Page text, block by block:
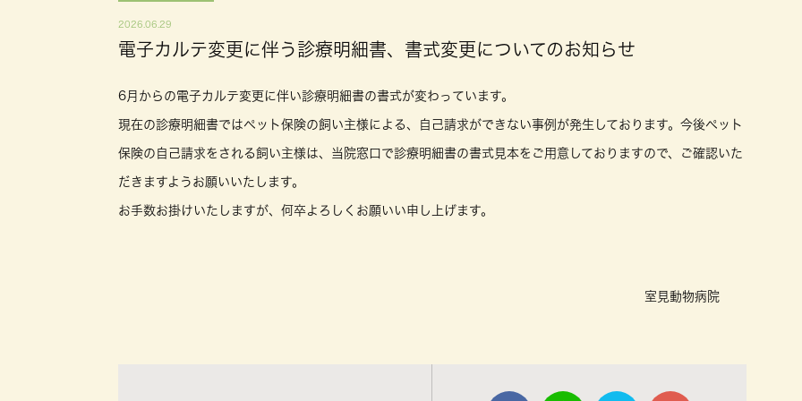
2026.06.29
電子カルテ変更に伴う診療明細書、書式変更についてのお知らせ
6月からの電子カルテ変更に伴い診療明細書の書式が変わっています。
現在の診療明細書ではペット保険の飼い主様による、自己請求ができない事例が発生しております。今後ペット
保険の自己請求をされる飼い主様は、当院窓口で診療明細書の書式見本をご用意しておりますので、ご確認いた
だきますようお願いいたします。
お手数お掛けいたしますが、何卒よろしくお願いい申し上げます。
室見動物病院